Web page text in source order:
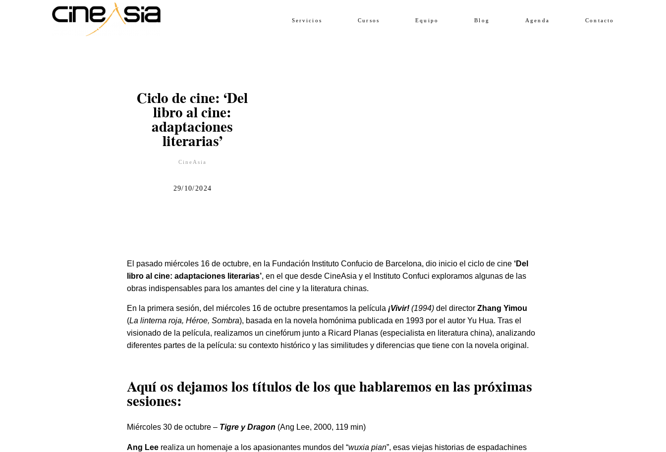
Servicios Cursos Equipo Blog Agenda Contacto
Ciclo de cine: ‘Del
libro al cine:
adaptaciones
literarias’
CineAsia
29/10/2024
El pasado miércoles 16 de octubre, en la Fundación Instituto Confucio de Barcelona, dio inicio el ciclo de cine ‘Del
libro al cine: adaptaciones literarias’, en el que desde CineAsia y el Instituto Confuci exploramos algunas de las
obras indispensables para los amantes del cine y la literatura chinas.
En la primera sesión, del miércoles 16 de octubre presentamos la película ¡Vivir!(1994)del directorZhang Yimou
(La linterna roja, Héroe, Sombra), basada en la novela homónima publicada en 1993 por el autor Yu Hua. Tras el
visionado de la película, realizamos un cinefórum junto a Ricard Planas (especialista en literatura china), analizando
diferentes partes de la película: su contexto histórico y las similitudes y diferencias que tiene con la novela original.
Aquí os dejamos los títulos de los que hablaremos en las próximas
sesiones:
Miércoles 30 de octubre – Tigre y Dragon (Ang Lee, 2000, 119 min)
Ang Lee realiza un homenaje a los apasionantes mundos del “wuxia pian”, esas viejas historias de espadachines